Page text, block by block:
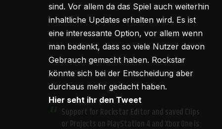
sind. Vor allem da das Spiel auch weiterhin
inhaltliche Updates erhalten wird. Es ist
eine interessante Option, vor allem wenn
man bedenkt, dass so viele Nutzer davon
Gebrauch gemacht haben. Rockstar
könnte sich bei der Entscheidung aber
durchaus mehr gedacht haben.
Hier seht ihr den Tweet